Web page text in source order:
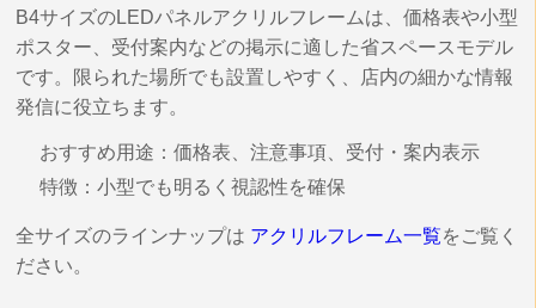
B4サイズのLEDパネルアクリルフレームは、価格表や小型
ポスター、受付案内などの掲示に適した省スペースモデル
です。限られた場所でも設置しやすく、店内の細かな情報
発信に役立ちます。
おすすめ用途：価格表、注意事項、受付・案内表示
特徴：小型でも明るく視認性を確保
全サイズのラインナップは アクリルフレーム一覧をご覧く
ださい。